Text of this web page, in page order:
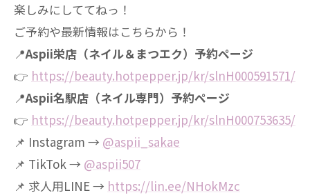
楽しみにしててねっ！
ご予約や最新情報はこちらから！
📍Aspii栄店（ネイル＆まつエク）予約ページ
👉 https://beauty.hotpepper.jp/kr/slnH000591571/
📍Aspii名駅店（ネイル専門）予約ページ
👉 https://beauty.hotpepper.jp/kr/slnH000753635/
📌 Instagram → @aspii_sakae
📌 TikTok → @aspii507
📌 求人用LINE → https://lin.ee/NHokMzc